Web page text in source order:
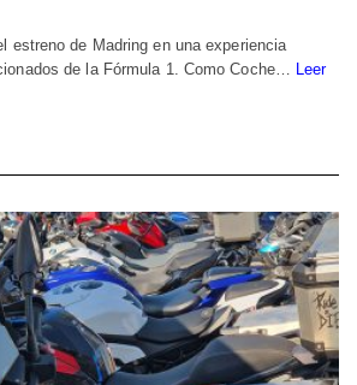
estreno de Madring en una experiencia
de la Fórmula 1. Como Coche… Leer